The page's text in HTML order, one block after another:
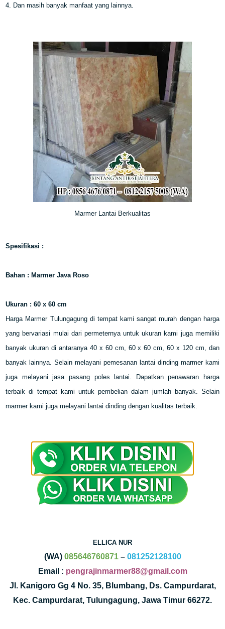
4. Dan masih banyak manfaat yang lainnya.
Marmer Lantai Berkualitas
Spesifikasi :
Bahan : Marmer Java Roso
Ukuran : 60 x 60 cm
Harga Marmer Tulungagung di tempat kami sangat murah dengan harga
yang bervariasi mulai dari permeternya untuk ukuran kami juga memiliki
banyak ukuran di antaranya 40 x 60 cm, 60 x 60 cm, 60 x 120 cm, dan
banyak lainnya. Selain melayani pemesanan lantai dinding marmer kami
juga melayani jasa pasang poles lantai. Dapatkan penawaran harga
terbaik di tempat kami untuk pembelian dalam jumlah banyak. Selain
marmer kami juga melayani lantai dinding dengan kualitas terbaik.
ELLICA NUR
(WA) 085646760871– 081252128100
Email : pengrajinmarmer88@gmail.com
Jl. Kanigoro Gg 4 No. 35, Blumbang, Ds. Campurdarat,
Kec. Campurdarat, Tulungagung, Jawa Timur 66272.